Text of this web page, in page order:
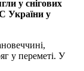
у снігових
України у
у переметі. У